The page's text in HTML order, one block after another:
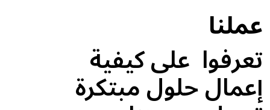
عملنا
تعرفوا على كيفية
إعمال حلول مبتكرة